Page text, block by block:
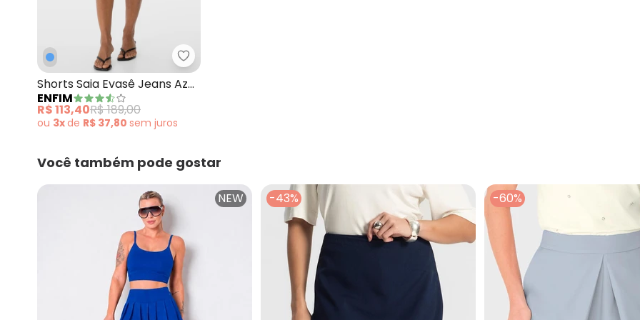
Enfim - Shorts Saia Evasê Jeans Azul Escuro
Shorts Saia Evasê Jeans Azul
Escuro
ENFIM
R$ 113,40R$ 189,00
ou 3xde R$ 37,80 sem juros
Você também pode gostar
NEW -43% -60%